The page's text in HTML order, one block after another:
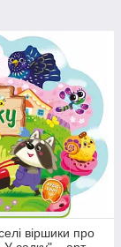
віршики про